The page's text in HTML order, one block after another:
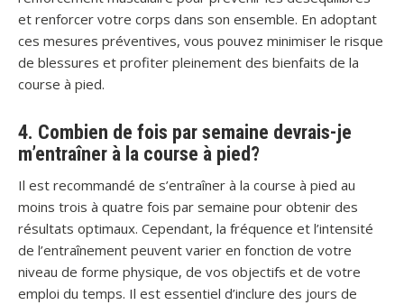
et renforcer votre corps dans son ensemble. En adoptant
ces mesures préventives, vous pouvez minimiser le risque
de blessures et profiter pleinement des bienfaits de la
course à pied.
4. Combien de fois par semaine devrais-je
m’entraîner à la course à pied?
Il est recommandé de s’entraîner à la course à pied au
moins trois à quatre fois par semaine pour obtenir des
résultats optimaux. Cependant, la fréquence et l’intensité
de l’entraînement peuvent varier en fonction de votre
niveau de forme physique, de vos objectifs et de votre
emploi du temps. Il est essentiel d’inclure des jours de